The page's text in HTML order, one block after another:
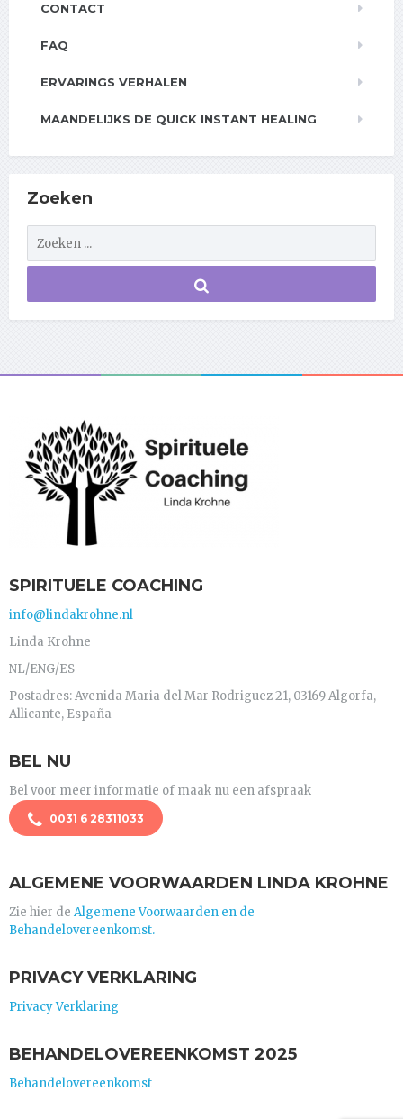
CONTACT
FAQ
ERVARINGS VERHALEN
MAANDELIJKS DE QUICK INSTANT HEALING
Zoeken
SPIRITUELE COACHING
info@lindakrohne.nl
Linda Krohne
NL/ENG/ES
Postadres: Avenida Maria del Mar Rodriguez 21, 03169 Algorfa,
Allicante, España
BEL NU
Bel voor meer informatie of maak nu een afspraak
0031 6 28311033
ALGEMENE VOORWAARDEN LINDA KROHNE
Zie hier de Algemene Voorwaarden en de
Behandelovereenkomst.
PRIVACY VERKLARING
Privacy Verklaring
BEHANDELOVEREENKOMST 2025
Behandelovereenkomst